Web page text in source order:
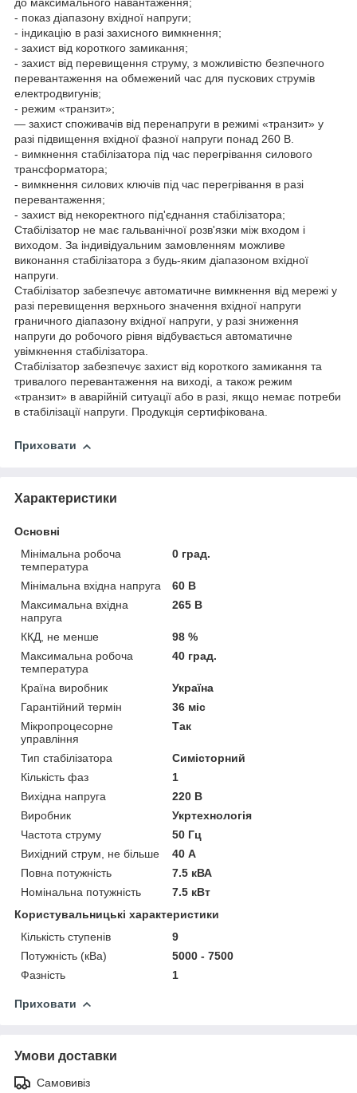
до максимального навантаження;
- показ діапазону вхідної напруги;
- індикацію в разі захисного вимкнення;
- захист від короткого замикання;
- захист від перевищення струму, з можливістю безпечного
перевантаження на обмежений час для пускових струмів
електродвигунів;
- режим «транзит»;
— захист споживачів від перенапруги в режимі «транзит» у
разі підвищення вхідної фазної напруги понад 260 В.
- вимкнення стабілізатора під час перегрівання силового
трансформатора;
- вимкнення силових ключів під час перегрівання в разі
перевантаження;
- захист від некоректного під'єднання стабілізатора;
Стабілізатор не має гальванічної розв'язки між входом і
виходом. За індивідуальним замовленням можливе
виконання стабілізатора з будь-яким діапазоном вхідної
напруги.
Стабілізатор забезпечує автоматичне вимкнення від мережі у
разі перевищення верхнього значення вхідної напруги
граничного діапазону вхідної напруги, у разі зниження
напруги до робочого рівня відбувається автоматичне
увімкнення стабілізатора.
Стабілізатор забезпечує захист від короткого замикання та
тривалого перевантаження на виході, а також режим
«транзит» в аварійній ситуації або в разі, якщо немає потреби
в стабілізації напруги. Продукція сертифікована.
Приховати
Характеристики
Основні
Мінімальна робоча
температура
0 град.
Мінімальна вхідна напруга
60 В
Максимальна вхідна
напруга
265 В
ККД, не менше
98 %
Максимальна робоча
температура
40 град.
Країна виробник
Україна
Гарантійний термін
36 міс
Мікропроцесорне
управління
Так
Тип стабілізатора
Симісторний
Кількість фаз
1
Вихідна напруга
220 В
Виробник
Укртехнологія
Частота струму
50 Гц
Вихідний струм, не більше
40 А
Повна потужність
7.5 кВА
Номінальна потужність
7.5 кВт
Користувальницькі характеристики
Кількість ступенів
9
Потужність (кВа)
5000 - 7500
Фазність
1
Приховати
Умови доставки
Самовивіз